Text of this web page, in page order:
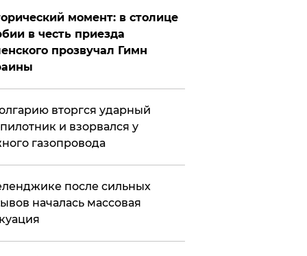
момент: в столице
в честь приезда
прозвучал Гимн
вторгся ударный
и взорвался у
газопровода
после сильных
началась массовая